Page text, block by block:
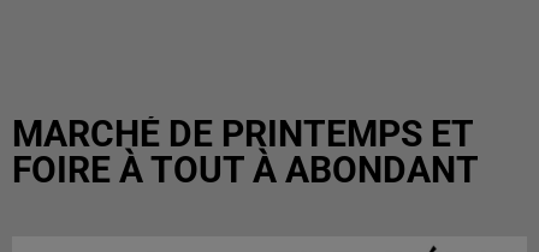
MARCHÉ DE PRINTEMPS ET
FOIRE À TOUT À ABONDANT